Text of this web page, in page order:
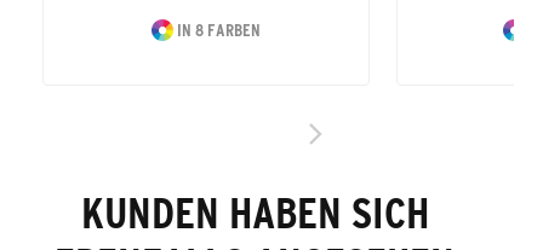
IN 8 FARBEN
KUNDEN HABEN SICH